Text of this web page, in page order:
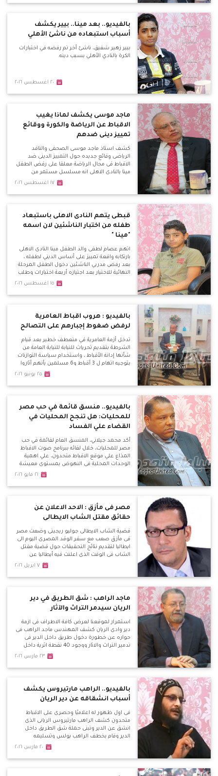
بالفيديو.. بعد مينا.. بيير يكشف
أسباب استبعاده من ناشئ الأهلي
بيير زهير شفيق، ناشئ أخر تم رفضه في اختبارات
الكرة بالنادي الأهلي بسبب دينه.
٢٠ اغسطس ٢٠١٦
ماجد موسى يكشف لماذا يغيب
الاقباط عن الرياضة والكورة ووقائع
تمييز دينى ضدهم
كشف استاذ ماجد موسى الصحفى والناقد
الرياضى وقائع جديده حول التمييز الدينى ضد
الاقباط فى مجال الرياضة معلقا على رفض الطفل
مينا بالنادى الاهلى انه مسلسل مستمر من
التعصب والذى يظهر فى العديد من الاندية
الكابتن هانى رمزى كممثل فقط للاقباط ولماذا يتم
١٧ اغسطس ٢٠١٦
قبطى يتهم النادى الاهلى باستبعاد
طفله من اختبار الناشئين لان اسمه
"مينا "
اتهم عصام لطفى والد الطفل مينا النادى الاهلى
بارتكابه واقعة تمييز على أساس الديني لطفله ،
بعد رفض مدربي الناشئين دخول الطفل المرحلة
النهائية للاختيار بعد اجتيازه أربعة اختبارات وطلب
تصفيتهم من 250 طفل ولكن فوجئ برفض
١٥ اغسطس ٢٠١٦
بالفيديو : هروب اقباط العامرية
لرفض ضغوط إجبارهم على التصالح
تدخل أزمة العامرية في منعطف خطير بعد قيام
الشرطة بتقديم تحريات للنيابة للنيابة العامة من
شأنها إدانة الأقباط ، واستخدام سياسة التوازنات
بتوجيه اتهام ل 3 أقباط و6 مسلمين بأنهم أثاروا
الشغب واشتبكوا مع بعضهم البعض مما أدى
نصر .
٢٥ يونيو ٢٠١٦
بالفيديو.. منسق قائمة في حب مصر
للمحليات: هل تنجح المحليات في
القضاء علي الفساد
أكد محمد جيلاني، المنسق العام لقائمة في حب
مصر للمحليات، خلال لقائه ببرنامج صوت الاقباط
المذاع علي موقع الاقباط متحدون، علي اهمية
الوحدات المحلية في النهوض بمستوي معيشة
٢١ مايو ٢٠١٦
مصر فى مأزق : الاحد الاعلان عن
حقائق مقتل الشاب الايطالى
قضية الشاب الايطالى جوليو ريجينى وضعت مصر
فى مأزق صعب مع سفر الوفد المصرى اليوم الى
ايطاليا لتقديم نتائج التحقيقات حول قضية مقتل
الشاب فى الوقت الذى اعلنت فيه أيطاليا عن
امتلاكها فيديوهات لتعذيب الشرطة المصرية
الاحد القادم للاعلان عن نتائج التحقيقات فى مؤتمر
للاخوان ضد مصر للمطالبة بالافراج عن الاخوان
المحبوسين.
٧ ابريل ٢٠١٦
ماجد الراهب : شق الطريق في دير
الريان سيدمر التراث والآثار
استمرار لموقعنا لعرض كافة الاطراف فى ازمة
دير وادى الريان كشف المهندس ماجد الراهب فى
حواره عن خطورة دخول طريق داخل الدير فى
تدمير التراث والاثار ووجود 40 نقطة اثرية داخل
الدير وهذا الطريق سوف يدمر تاريخ مصر فى هذه
قضية امام الامور المستعجلة لوقف هذا الطريق
يمتلىء بالكهوف الاثرية واتعجب لعدم حفاظ
الدولة عليها
٢٣ مارس ٢٠١٦
بالفيديو.. الراهب مارتيروس يكشف
أسباب انشقاقه عن دير الريان
فى اول ظهور له اعلاميًا وحصرى على الاقباط
متحدون كشف الراهب مارتيروس الريانى الذى
انشق عن الدير وتبنى حملة شق الطريق داخل
الدير وقام بخطف الراهب بولس وتسليمه
للشرطة ، اسباب تغير موقفه بعد ان كان رافض
بولس امين الدير للشرطة وتحرير محاضر ضد
٢٠ مارس ٢٠١٦